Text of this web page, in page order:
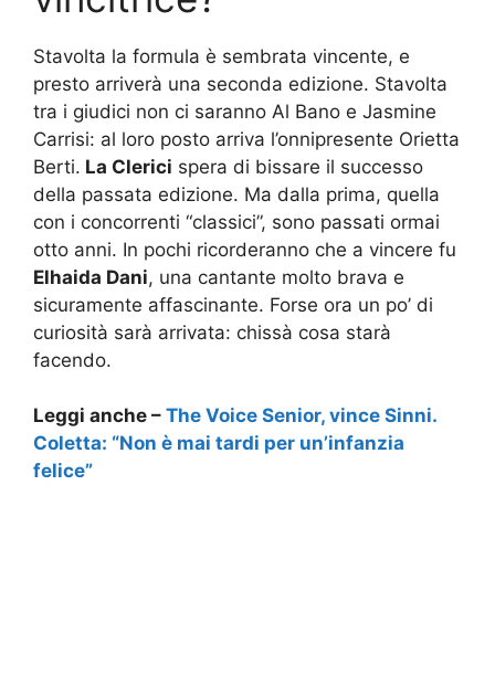
Stavolta la formula è sembrata vincente, e
presto arriverà una seconda edizione. Stavolta
tra i giudici non ci saranno Al Bano e Jasmine
Carrisi: al loro posto arriva l’onnipresente Orietta
Berti. La Clerici spera di bissare il successo
della passata edizione. Ma dalla prima, quella
con i concorrenti “classici”, sono passati ormai
otto anni. In pochi ricorderanno che a vincere fu
Elhaida Dani, una cantante molto brava e
sicuramente affascinante. Forse ora un po’ di
curiosità sarà arrivata: chissà cosa starà
facendo.
Leggi anche – The Voice Senior, vince Sinni.
Coletta: “Non è mai tardi per un’infanzia
felice”